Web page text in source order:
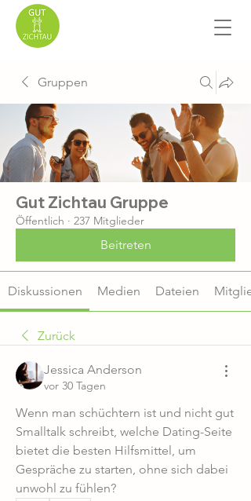
Gruppen
Gut Zichtau Gruppe
Öffentlich · 237 Mitglieder
Beitreten
Diskussionen Medien Dateien
Zurück
Jessica Anderson
vor 30 Tagen
Wenn man schüchtern ist und nicht gut
Smalltalk schreibt, welche Dating-Seite
bietet die besten Hilfsmittel, um
Gespräche zu starten, ohne sich dabei
unwohl zu fühlen?